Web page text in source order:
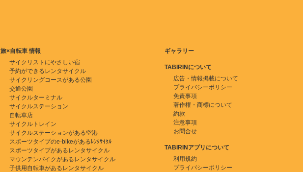
旅×自転車 情報
サイクリストにやさしい宿
予約ができるレンタサイクル
サイクリングコースがある公園
交通公園
サイクルターミナル
サイクルステーション
自転車店
サイクルトレイン
サイクルステーションがある空港
スポーツタイプのe-bikeがあるﾚﾝﾀｻｲｸﾙ
スポーツタイプがあるレンタサイクル
マウンテンバイクがあるレンタサイクル
子供用自転車があるレンタサイクル
ギャラリー
TABIRINについて
広告・情報掲載について
プライバシーポリシー
免責事項
著作権・商標について
約款
注意事項
お問合せ
TABIRINアプリについて
利用規約
プライバシーポリシー